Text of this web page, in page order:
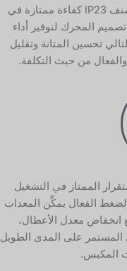
يضمن المحرك النحاسي عالي الأداء والمصنف IP23 كفاءة ممتازة في
المحرك لتوفير أداء
تحسين المتانة وتقليل
من حيث التكلفة.
الممتاز في التشغيل
الفعال يمكِّن المعدات
انخفاض معدل الأعطال،
المستمر على المدى الطويل
المكبس.